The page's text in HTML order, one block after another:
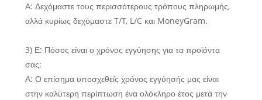
Α: Δεχόμαστε τους περισσότερους τρόπους πληρωμής,
αλλά κυρίως δεχόμαστε T/T, L/C και MoneyGram.
3) Ε: Πόσος είναι ο χρόνος εγγύησης για τα προϊόντα
σας;
Α: Ο επίσημα υποσχεθείς χρόνος εγγύησής μας είναι
στην καλύτερη περίπτωση ένα ολόκληρο έτος μετά την